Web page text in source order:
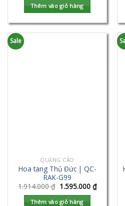
Thêm vào giỏ hàng
Sale
QUẢNG CÁO
Hoa tang Thủ Đức | QC-
RAK-G99
1.914.000₫ 1.595.000 ₫
Thêm vào giỏ hàng